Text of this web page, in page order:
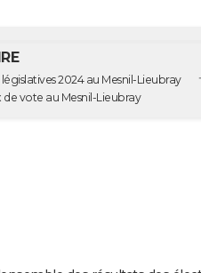
2024 au Mesnil-Lieubray
Bureaux de vote au Mesnil-Lieubray